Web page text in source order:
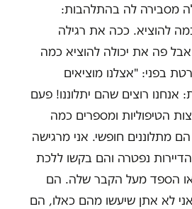
מסבירה לה בהתלהבות:
להוציא. ככה את רגילה
פה את יכולה להוציא כמה
בפני: "אצלנו מוציאים
אנחנו רוצים שהם יתלוננו! פעם
הטיפוליות ומספרים כמה
מתלוננים חופשי. אני מרגישה
נפטרה והם בקשו ללכת
הספד מעל הקבר שלה. הם
לא אתן שיעשו מהם כאלו, הם